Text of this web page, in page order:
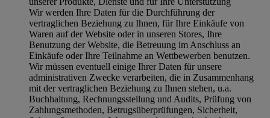
Wir werden Ihre Daten für die Durchführung der
vertraglichen Beziehung zu Ihnen, für Ihre Einkäufe von
Waren auf der Website oder in unseren Stores, Ihre
Benutzung der Website, die Betreuung im Anschluss an
Einkäufe oder Ihre Teilnahme an Wettbewerben benutzen.
Wir müssen eventuell einige Ihrer Daten für unsere
administrativen Zwecke verarbeiten, die in Zusammenhang
mit der vertraglichen Beziehung zu Ihnen stehen, u.a.
Buchhaltung, Rechnungsstellung und Audits, Prüfung von
Zahlungsmethoden, Betrugsüberprüfungen, Sicherheit,